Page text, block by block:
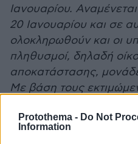
Protothema - Do Not
Information
Ιανουαρίου.
20 Ιανουαρίου και σε
ολοκληρωθούν και οι
πληθυσμοί, δηλαδή
αποκατάστασης,
Με βάση τους
πληθυσμού θα